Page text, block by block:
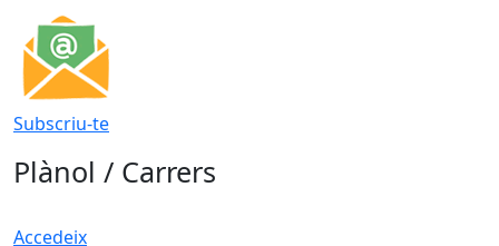
Subscriu-te
Plànol / Carrers
Accedeix